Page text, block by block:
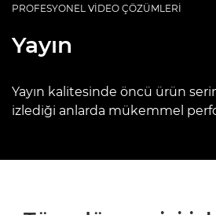
PROFESYONEL VİDEO ÇÖZÜMLERİ
Yayın
Yayın kalitesinde öncü ürün
izlediği anlarda mükemmel